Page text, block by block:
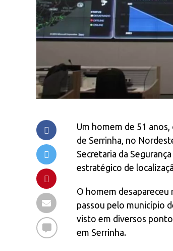
Um homem de 51
de Serrinha, no
Secretaria da
estratégico de
O homem desapareceu
passou pelo município
visto em diversos
em Serrinha.